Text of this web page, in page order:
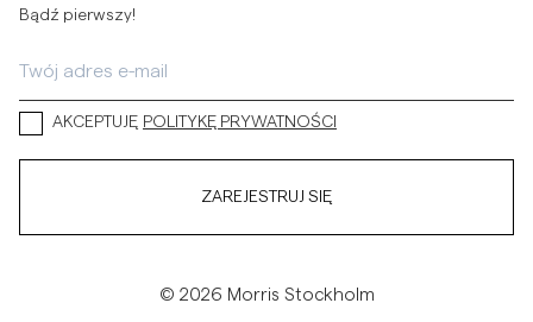
Bądź pierwszy!
AKCEPTUJĘ POLITYKĘ PRYWATNOŚCI
ZAREJESTRUJ SIĘ
© 2026 Morris Stockholm